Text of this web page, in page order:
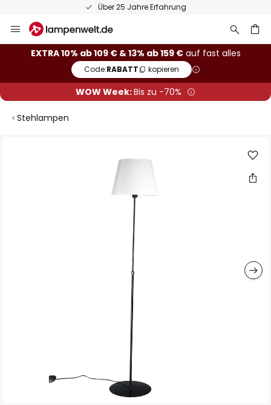
Über 25 Jahre Erfahrung
Inhalt
springen
EXTRA 10% ab 109 € & 13% ab 159 €auf fast alles
Code:RABATT kopieren
WOW Week:Bis zu -70%
Stehlampen